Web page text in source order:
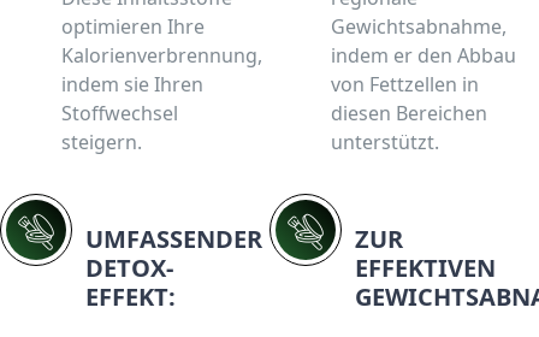
optimieren Ihre
Kalorienverbrennung,
indem sie Ihren
Stoffwechsel
steigern.
Gewichtsabnahme,
indem er den Abbau
von Fettzellen in
diesen Bereichen
unterstützt.
UMFASSENDER
DETOX-
EFFEKT:
ZUR
EFFEKTIVEN